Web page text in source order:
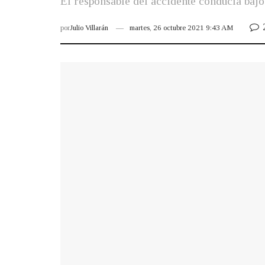
porJulio Villarán martes, 26 octubre 2021 9:43 AM